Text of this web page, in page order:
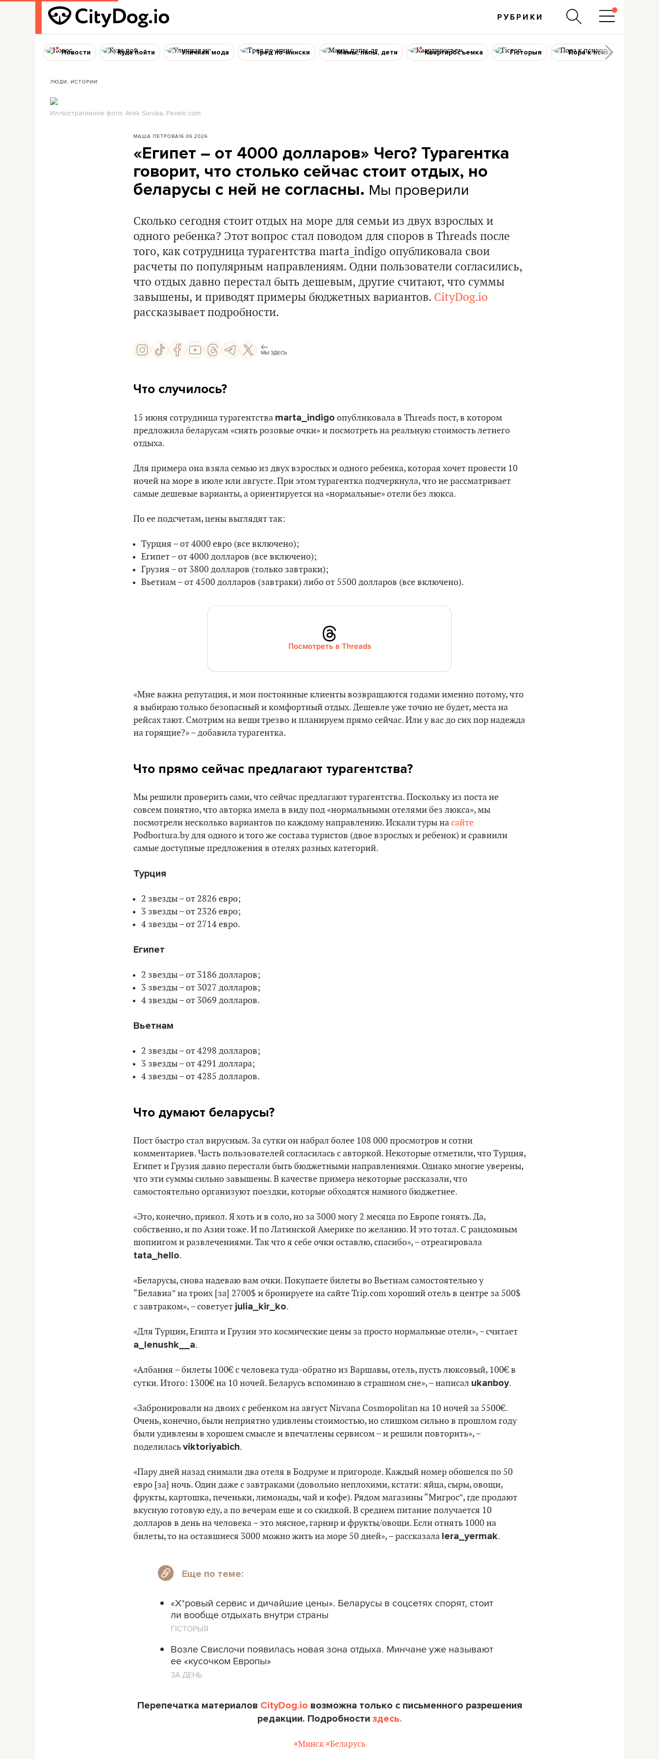
РУБРИКИ
Новости Куда пойти Уличная мода Тред по-мински Мамы, папы, дети Квартиросъемка Гісторыя Пора к психологу
ЛЮДИ, ИСТОРИИ
Иллюстративное фото: Arek Soroka, Pexels.com.
МАША ПЕТРОВА16.06.2026
«Египет – от 4000 долларов» Чего? Турагентка
говорит, что столько сейчас стоит отдых, но
беларусы с ней не согласны. Мы проверили
Сколько сегодня стоит отдых на море для семьи из двух взрослых и
одного ребенка? Этот вопрос стал поводом для споров в Threads после
того, как сотрудница турагентства marta_indigo опубликовала свои
расчеты по популярным направлениям. Одни пользователи согласились,
что отдых давно перестал быть дешевым, другие считают, что суммы
завышены, и приводят примеры бюджетных вариантов. CityDog.io
рассказывает подробности.
МЫ ЗДЕСЬ
Что случилось?
15 июня сотрудница турагентства marta_indigo опубликовала в Threads пост, в котором
предложила беларусам «снять розовые очки» и посмотреть на реальную стоимость летнего
отдыха.
Для примера она взяла семью из двух взрослых и одного ребенка, которая хочет провести 10
ночей на море в июле или августе. При этом турагентка подчеркнула, что не рассматривает
самые дешевые варианты, а ориентируется на «нормальные» отели без люкса.
По ее подсчетам, цены выглядят так:
Турция – от 4000 евро (все включено);
Египет – от 4000 долларов (все включено);
Грузия – от 3800 долларов (только завтраки);
Вьетнам – от 4500 долларов (завтраки) либо от 5500 долларов (все включено).
Посмотреть в Threads
«Мне важна репутация, и мои постоянные клиенты возвращаются годами именно потому, что
я выбираю только безопасный и комфортный отдых. Дешевле уже точно не будет, места на
рейсах тают. Смотрим на вещи трезво и планируем прямо сейчас. Или у вас до сих пор надежда
на горящие?» – добавила турагентка.
Что прямо сейчас предлагают турагентства?
Мы решили проверить сами, что сейчас предлагают турагентства. Поскольку из поста не
совсем понятно, что авторка имела в виду под «нормальными отелями без люкса», мы
посмотрели несколько вариантов по каждому направлению. Искали туры насайте
Podbortura.by для одного и того же состава туристов (двое взрослых и ребенок) и сравнили
самые доступные предложения в отелях разных категорий.
Турция
2 звезды – от 2826 евро;
3 звезды – от 2326 евро;
4 звезды – от 2714 евро.
Египет
2 звезды – от 3186 долларов;
3 звезды – от 3027 долларов;
4 звезды – от 3069 долларов.
Вьетнам
2 звезды – от 4298 долларов;
3 звезды – от 4291 доллара;
4 звезды – от 4285 долларов.
Что думают беларусы?
Пост быстро стал вирусным. За сутки он набрал более 108 000 просмотров и сотни
комментариев. Часть пользователей согласилась с авторкой. Некоторые отметили, что Турция,
Египет и Грузия давно перестали быть бюджетными направлениями. Однако многие уверены,
что эти суммы сильно завышены. В качестве примера некоторые рассказали, что
самостоятельно организуют поездки, которые обходятся намного бюджетнее.
«Это, конечно, прикол. Я хоть и в соло, но за 3000 могу 2 месяца по Европе гонять. Да,
собственно, и по Азии тоже. И по Латинской Америке по желанию. И это тотал. С рандомным
шопингом и развлечениями. Так что я себе очки оставлю, спасибо», – отреагировала
tata_hello.
«Беларусы, снова надеваю вам очки. Покупаете билеты во Вьетнам самостоятельно у
“Белавиа” на троих [за] 2700$ и бронируете на сайте Trip.com хороший отель в центре за 500$
с завтраком», – советует julia_kir_ko.
«Для Турции, Египта и Грузии это космические цены за просто нормальные отели», – считает
a_lenushk__a.
«Албания – билеты 100€ с человека туда-обратно из Варшавы, отель, пусть люксовый, 100€ в
сутки. Итого: 1300€ на 10 ночей. Беларусь вспоминаю в страшном сне», – написал ukanboy.
«Забронировали на двоих с ребенком на август Nirvana Cosmopolitan на 10 ночей за 5500€.
Очень, конечно, были неприятно удивлены стоимостью, но слишком сильно в прошлом году
были удивлены в хорошем смысле и впечатлены сервисом – и решили повторить», –
поделиласьviktoriyabich.
«Пару дней назад снимали два отеля в Бодруме и пригороде. Каждый номер обошелся по 50
евро [за] ночь. Один даже с завтраками (довольно неплохими, кстати: яйца, сыры, овощи,
фрукты, картошка, печеньки, лимонады, чай и кофе). Рядом магазины “Мигрос”, где продают
вкусную готовую еду, а по вечерам еще и со скидкой. В среднем питание получается 10
долларов в день на человека – это мясное, гарнир и фрукты/овощи. Если отнять 1000 на
билеты, то на оставшиеся 3000 можно жить на море 50 дней», – рассказала lera_yermak.
Еще по теме:
«Х*ровый сервис и дичайшие цены». Беларусы в соцсетях спорят, стоит
ли вообще отдыхать внутри страны
ГІСТОРЫЯ
Возле Свислочи появилась новая зона отдыха. Минчане уже называют
ее «кусочком Европы»
ЗА ДЕНЬ
Перепечатка материалов CityDog.io возможна только с письменного разрешения
редакции. Подробности здесь.
#Минск #Беларусь